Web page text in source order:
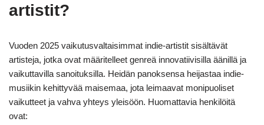
artistit?
Vuoden 2025 vaikutusvaltaisimmat indie-artistit sisältävät
artisteja, jotka ovat määritelleet genreä innovatiivisilla äänillä ja
vaikuttavilla sanoituksilla. Heidän panoksensa heijastaa indie-
musiikin kehittyvää maisemaa, jota leimaavat monipuoliset
vaikutteet ja vahva yhteys yleisöön. Huomattavia henkilöitä
ovat: